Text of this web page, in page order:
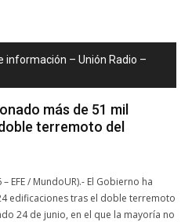
información – Unión Radio –
más de 51 mil
terremoto del
EFE / MundoUR).- El Gobierno ha
edificaciones tras el doble terremoto
24 de junio, en el que la mayoría no